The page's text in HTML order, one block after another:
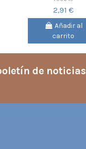
2,91 €
Añadir al
carrito
de noticias